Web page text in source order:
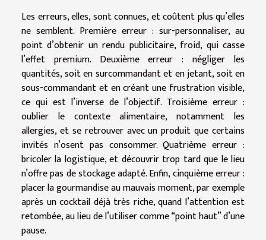
Les erreurs, elles, sont connues, et coûtent plus qu’elles
ne semblent. Première erreur : sur-personnaliser, au
point d’obtenir un rendu publicitaire, froid, qui casse
l’effet premium. Deuxième erreur : négliger les
quantités, soit en surcommandant et en jetant, soit en
sous-commandant et en créant une frustration visible,
ce qui est l’inverse de l’objectif. Troisième erreur :
oublier le contexte alimentaire, notamment les
allergies, et se retrouver avec un produit que certains
invités n’osent pas consommer. Quatrième erreur :
bricoler la logistique, et découvrir trop tard que le lieu
n’offre pas de stockage adapté. Enfin, cinquième erreur :
placer la gourmandise au mauvais moment, par exemple
après un cocktail déjà très riche, quand l’attention est
retombée, au lieu de l’utiliser comme “point haut” d’une
pause.